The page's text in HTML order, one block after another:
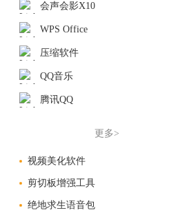
会声会影X10
WPS Office
压缩软件
QQ音乐
腾讯QQ
更多>
视频美化软件
剪切板增强工具
绝地求生语音包